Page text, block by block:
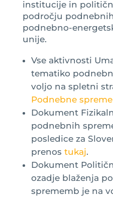
institucije in
področju
podnebno-
unije.
Vse aktivnosti
tematiko
voljo na spletni
Podnebne
Dokument
podnebnih
posledice za
prenos tukaj.
Dokument
ozadje blaženja
sprememb je na